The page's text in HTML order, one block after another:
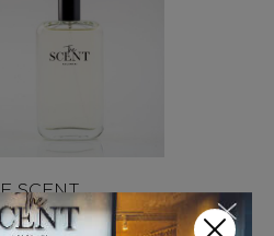
SCENT
by ΛΕΜΟΝΙ